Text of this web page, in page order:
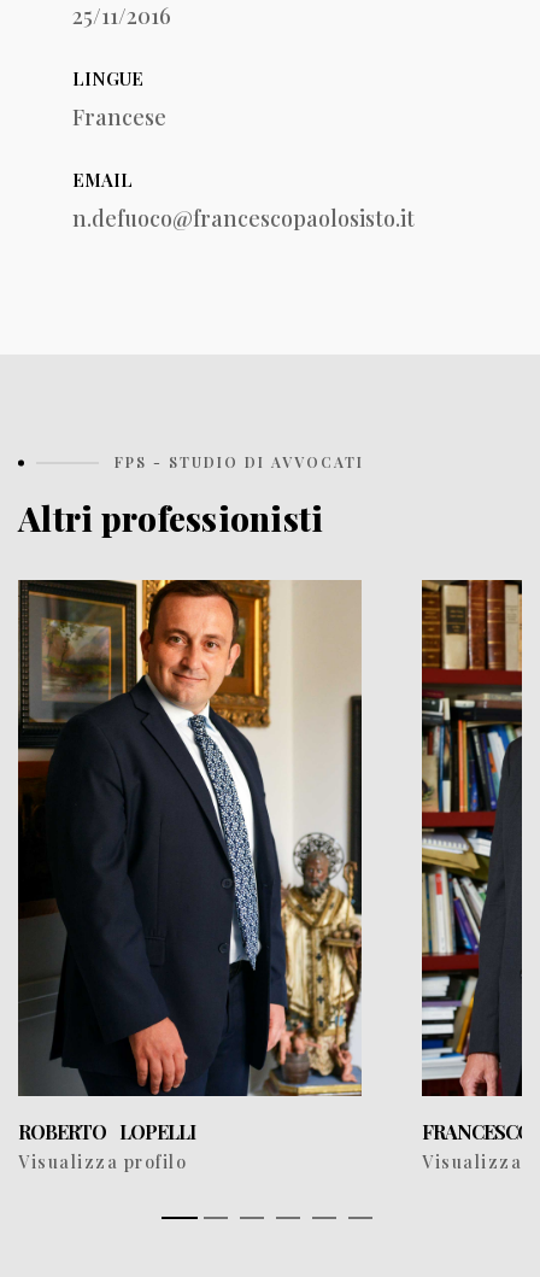
25/11/2016
LINGUE
Francese
EMAIL
n.defuoco@francescopaolosisto.it
FPS - STUDIO DI AVVOCATI
Altri professionisti
ROBERTO LOPELLI
Visualizza profilo Visualizza